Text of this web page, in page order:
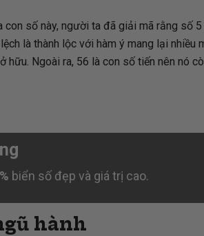
số này, người ta đã giải mã rằng số
là thành lộc với hàm ý mang lại nhiều
Ngoài ra, 56 là con số tiến nên nó
biển số đẹp và giá trị cao.
hành